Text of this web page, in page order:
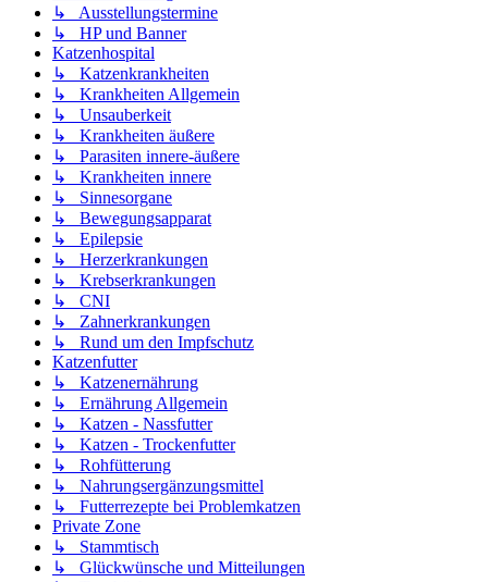
↳ Ausstellungstermine
↳ HP und Banner
Katzenhospital
↳ Katzenkrankheiten
↳ Krankheiten Allgemein
↳ Unsauberkeit
↳ Krankheiten äußere
↳ Parasiten innere-äußere
↳ Krankheiten innere
↳ Sinnesorgane
↳ Bewegungsapparat
↳ Epilepsie
↳ Herzerkrankungen
↳ Krebserkrankungen
↳ CNI
↳ Zahnerkrankungen
↳ Rund um den Impfschutz
Katzenfutter
↳ Katzenernährung
↳ Ernährung Allgemein
↳ Katzen - Nassfutter
↳ Katzen - Trockenfutter
↳ Rohfütterung
↳ Nahrungsergänzungsmittel
↳ Futterrezepte bei Problemkatzen
Private Zone
↳ Stammtisch
↳ Glückwünsche und Mitteilungen